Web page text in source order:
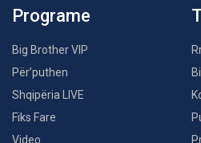
Programe
Big Brother VIP
Për’puthen
Shqipëria LIVE
Fiks Fare
Video